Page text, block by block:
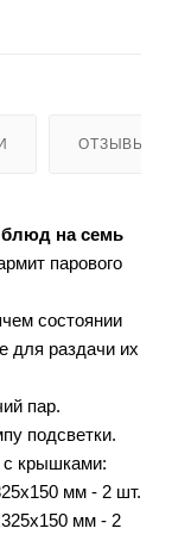
ОТЗЫВЫ
на семь
парового
состоянии
для раздачи их
пар.
подсветки.
с крышками:
мм - 2 шт.
мм - 2